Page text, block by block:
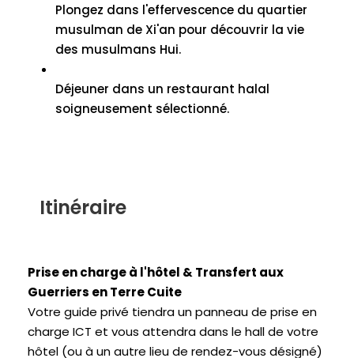
Plongez dans l'effervescence du quartier
musulman de Xi'an pour découvrir la vie
des musulmans Hui.
Déjeuner dans un restaurant halal
soigneusement sélectionné.
Itinéraire
Prise en charge à l'hôtel & Transfert aux
Guerriers en Terre Cuite
Votre guide privé tiendra un panneau de prise en
charge ICT et vous attendra dans le hall de votre
hôtel (ou à un autre lieu de rendez-vous désigné)